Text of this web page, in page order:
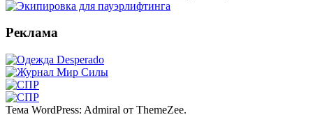
Реклама
Тема WordPress: Admiral от ThemeZee.